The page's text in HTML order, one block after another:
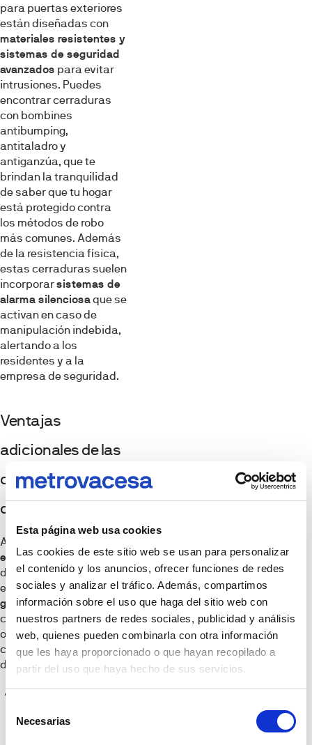
Esta página web usa cookies
Las cookies de este sitio web se usan para personalizar
el contenido y los anuncios, ofrecer funciones de redes
sociales y analizar el tráfico. Además, compartimos
información sobre el uso que haga del sitio web con
nuestros partners de redes sociales, publicidad y análisis
web, quienes pueden combinarla con otra información
que les haya proporcionado o que hayan recopilado a
partir del uso que haya hecho de sus servicios.
Necesarias
para puertas exteriores
están diseñadas con
materiales resistentes y
sistemas de seguridad
avanzados para evitar
intrusiones. Puedes
encontrar cerraduras
con bombines
antibumping,
antitaladro y
antiganzúa, que te
brindan la tranquilidad
de saber que tu hogar
está protegido contra
los métodos de robo
más comunes. Además
de la resistencia física,
estas cerraduras suelen
incorporarsistemas de
alarma silenciosaque se
activan en caso de
manipulación indebida,
alertando a los
residentes y a la
empresa de seguridad.
Ventajas
adicionales de las
cerraduras
digitales
Además de las
específicasde cada tipo
de cerradura digital,
existenbeneficios
generalesque las
convierten en una
opción atractiva para
cualquier hogar. Algunas
de estas ventajas son:
Mayor seguridad: